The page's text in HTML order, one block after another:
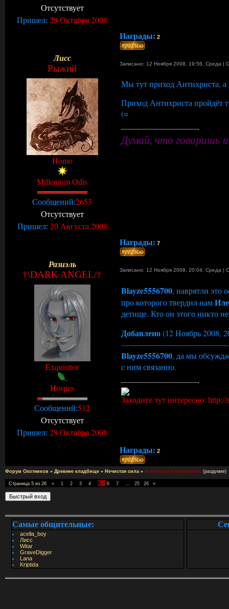
Отсутствует
Пришел: 28 Октября 2008
Награды: 2
Лисс
Рыжий Записано: 12 Ноября 2008, 19:56, Среда |
Homo
Millenium Odis
Сообщений:2653
Отсутствует
Пришел: 20 Августа 2008
Мы тут приход Антихриста,
Приход Антихриста пройдёт
(=
Думай, что говоришь
Награды: 7
Разиэль
†\DARK ANGEL/† Записано: 12 Ноября 2008, 20:04, Среда |
Exquisitor
Hospes
Сообщений:512
Отсутствует
Пришел: 28 Октября 2008
Blayze5556700, наврятли это
про которого твердил нам
детище. Кто он этого никто не
Добавлено(12 Ноябрь 2008,
Blayze5556700, да мы
с ним связанно.
Заходите тут интересно:
Награды: 2
Форум Охотников » Древнее кладбище » Нечистая сила » Антихрист.Апокалипсис (раздумие)
Страница 5 из 26 « 1 2 3 4 5 6 7 … 25 26 »
Самые общительные:
acella_boy
Лисс
Witar
GraveDigger
Lana
Kriptida